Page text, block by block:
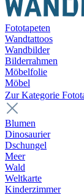
Fototapeten
Wandtattoos
Wandbilder
Bilderrahmen
Möbelfolie
Möbel
Zur Kategorie
Blumen
Dinosaurier
Dschungel
Meer
Wald
Weltkarte
Kinderzimmer